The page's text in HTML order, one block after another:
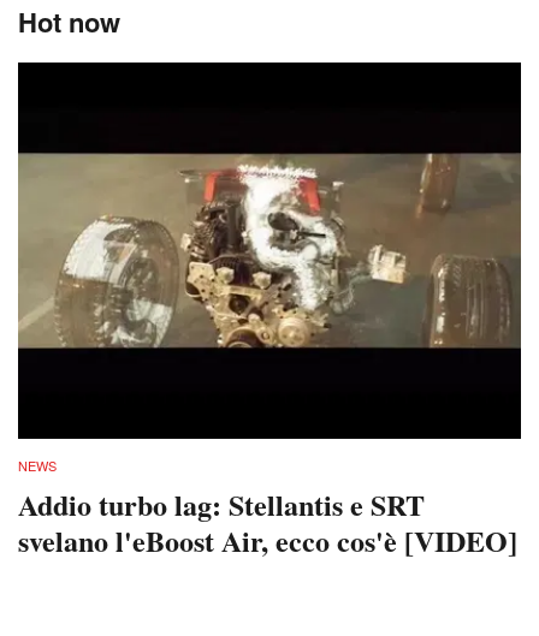
Hot now
NEWS
Addio turbo lag: Stellantis e SRT
svelano l'eBoost Air, ecco cos'è [VIDEO]